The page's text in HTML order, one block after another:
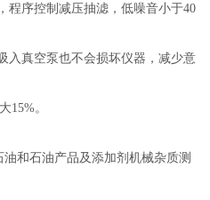
程序控制减压抽滤，低噪音小于40
入真空泵也不会损坏仪器，减少意
15%。
油和石油产品及添加剂机械杂质测